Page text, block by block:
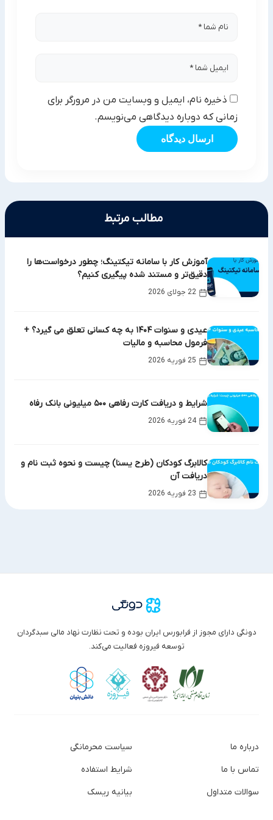
ذخیره نام، ایمیل و وبسایت من در مرورگر برای
زمانی که دوباره دیدگاهی می‌نویسم.
ارسال دیدگاه
مطالب مرتبط
آموزش کار با سامانه تیکتینگ؛ چطور درخواست‌ها را
دقیق‌تر و مستند شده پیگیری کنیم؟
22 جولای 2026
عیدی و سنوات ۱۴۰۴ به چه کسانی تعلق می گیرد؟ +
فرمول محاسبه و مالیات
25 فوریه 2026
شرایط و دریافت کارت رفاهی ۵۰۰ میلیونی بانک رفاه
24 فوریه 2026
کالابرگ کودکان (طرح یسنا) چیست و نحوه ثبت نام و
دریافت آن
23 فوریه 2026
دونگی دارای مجوز از فرابورس ایران بوده و تحت نظارت نهاد مالی سبدگردان
توسعه فیروزه فعالیت می‌کند.
درباره ما
تماس با ما
سوالات متداول
سیاست محرمانگی
شرایط استفاده
بیانیه ریسک